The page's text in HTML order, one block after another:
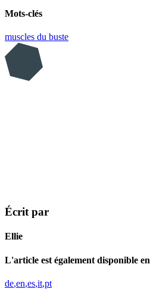
Mots-clés
muscles du buste
Écrit par
Ellie
L'article est également disponible en
de en es it pt